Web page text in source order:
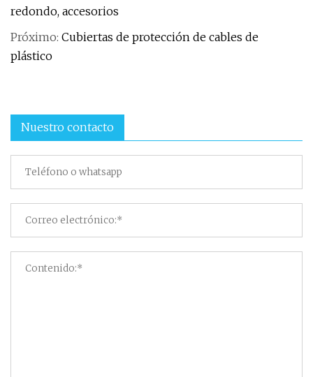
redondo, accesorios
Próximo: Cubiertas de protección de cables de
plástico
Nuestro contacto